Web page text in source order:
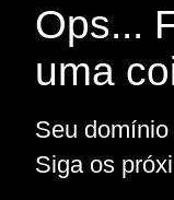
Ops...
uma
Seu
Siga os